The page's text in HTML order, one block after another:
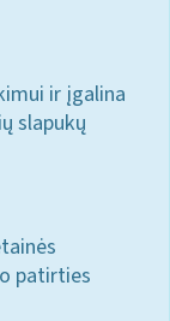
ir įgalina
slapukų
patirties